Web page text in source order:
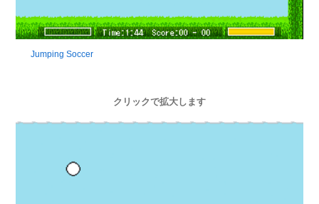
Jumping Soccer
クリックで拡大します